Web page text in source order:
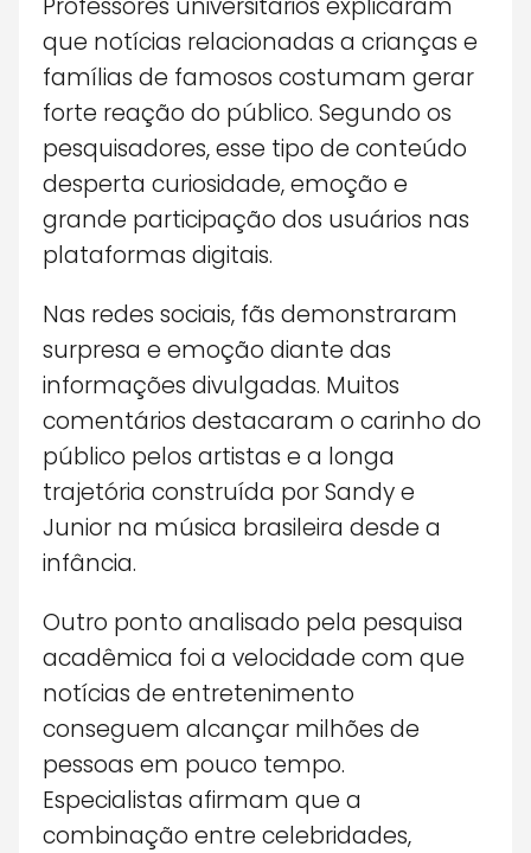
que notícias relacionadas a crianças e
famílias de famosos costumam gerar
forte reação do público. Segundo os
pesquisadores, esse tipo de conteúdo
desperta curiosidade, emoção e
grande participação dos usuários nas
plataformas digitais.
Nas redes sociais, fãs demonstraram
surpresa e emoção diante das
informações divulgadas. Muitos
comentários destacaram o carinho do
público pelos artistas e a longa
trajetória construída por Sandy e
Junior na música brasileira desde a
infância.
Outro ponto analisado pela pesquisa
acadêmica foi a velocidade com que
notícias de entretenimento
conseguem alcançar milhões de
pessoas em pouco tempo.
Especialistas afirmam que a
combinação entre celebridades,